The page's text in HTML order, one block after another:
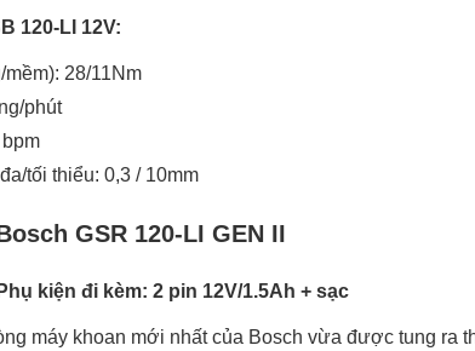
120-LI 12V:
28/11Nm
phút
tối thiểu: 0,3 / 10mm
GSR 120-LI GEN II
kiện đi kèm: 2 pin 12V/1.5Ah + sạc
máy khoan mới nhất của Bosch vừa được tung ra